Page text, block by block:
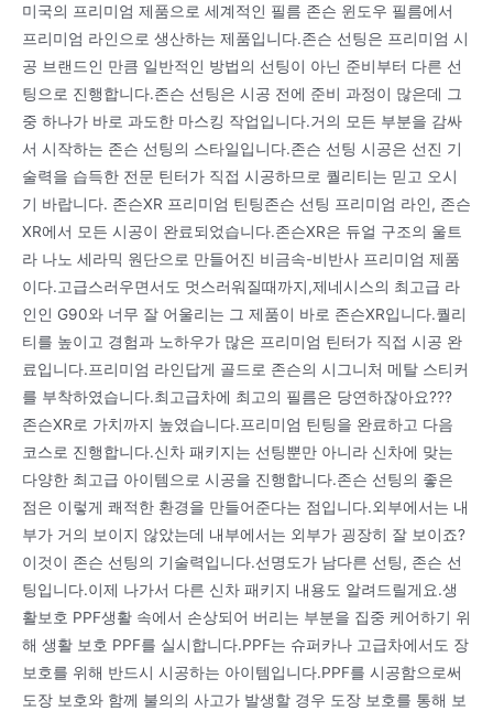
미국의 프리미엄 제품으로 세계적인 필름 존슨 윈도우 필름에서
프리미엄 라인으로 생산하는 제품입니다.존슨 선팅은 프리미엄 시
공 브랜드인 만큼 일반적인 방법의 선팅이 아닌 준비부터 다른 선
팅으로 진행합니다.존슨 선팅은 시공 전에 준비 과정이 많은데 그
중 하나가 바로 과도한 마스킹 작업입니다.거의 모든 부분을 감싸
서 시작하는 존슨 선팅의 스타일입니다.존슨 선팅 시공은 선진 기
술력을 습득한 전문 틴터가 직접 시공하므로 퀄리티는 믿고 오시
기 바랍니다. 존슨XR 프리미엄 틴팅존슨 선팅 프리미엄 라인, 존슨
XR에서 모든 시공이 완료되었습니다.존슨XR은 듀얼 구조의 울트
라 나노 세라믹 원단으로 만들어진 비금속-비반사 프리미엄 제품
이다.고급스러우면서도 멋스러워질때까지,제네시스의 최고급 라
인인 G90와 너무 잘 어울리는 그 제품이 바로 존슨XR입니다.퀄리
티를 높이고 경험과 노하우가 많은 프리미엄 틴터가 직접 시공 완
료입니다.프리미엄 라인답게 골드로 존슨의 시그니처 메탈 스티커
를 부착하였습니다.최고급차에 최고의 필름은 당연하잖아요???
존슨XR로 가치까지 높였습니다.프리미엄 틴팅을 완료하고 다음
코스로 진행합니다.신차 패키지는 선팅뿐만 아니라 신차에 맞는
다양한 최고급 아이템으로 시공을 진행합니다.존슨 선팅의 좋은
점은 이렇게 쾌적한 환경을 만들어준다는 점입니다.외부에서는 내
부가 거의 보이지 않았는데 내부에서는 외부가 굉장히 잘 보이죠?
이것이 존슨 선팅의 기술력입니다.선명도가 남다른 선팅, 존슨 선
팅입니다.이제 나가서 다른 신차 패키지 내용도 알려드릴게요.생
활보호 PPF생활 속에서 손상되어 버리는 부분을 집중 케어하기 위
해 생활 보호 PPF를 실시합니다.PPF는 슈퍼카나 고급차에서도 장
보호를 위해 반드시 시공하는 아이템입니다.PPF를 시공함으로써
도장 보호와 함께 불의의 사고가 발생할 경우 도장 보호를 통해 보